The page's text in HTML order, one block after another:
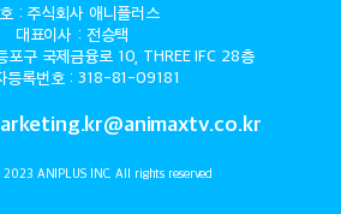
: 주식회사 애니플러스
대표이사 : 전승택
포구 국제금융로 10, THREE IFC 28층
등록번호 : 318-81-09181
ANIPLUS INC. All rights reserved